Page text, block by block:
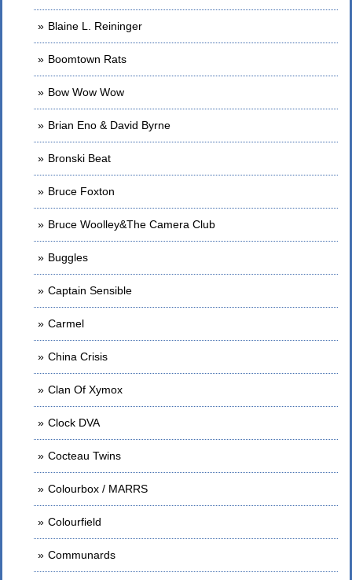
Blaine L. Reininger
Boomtown Rats
Bow Wow Wow
Brian Eno & David Byrne
Bronski Beat
Bruce Foxton
Bruce Woolley&The Camera Club
Buggles
Captain Sensible
Carmel
China Crisis
Clan Of Xymox
Clock DVA
Cocteau Twins
Colourbox / MARRS
Colourfield
Communards